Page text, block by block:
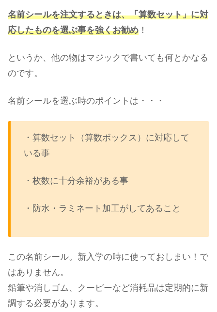
名前シールを注文するときは、「算数セット」に対
応したものを選ぶ事を強くお勧め ！
というか、他の物はマジックで書いても何とかなる
のです。
名前シールを選ぶ時のポイントは・・・
・算数セット（算数ボックス）に対応して
いる事
・枚数に十分余裕がある事
・防水・ラミネート加工がしてあること
この名前シール。新入学の時に使っておしまい！で
はありません。
鉛筆や消しゴム、クーピーなど消耗品は定期的に新
調する必要があります。